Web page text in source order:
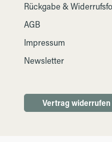
Rückgabe &
AGB
Impressum
Newsletter
Vertrag widerrufen